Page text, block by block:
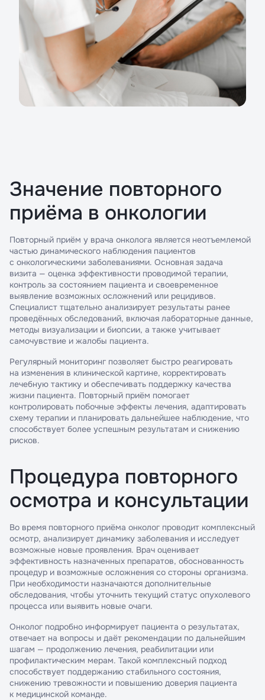
Значение повторного
приёма в онкологии
Повторный приём у врача онколога является неотъемлемой
частью динамического наблюдения пациентов
с онкологическими заболеваниями. Основная задача
визита — оценка эффективности проводимой терапии,
контроль за состоянием пациента и своевременное
выявление возможных осложнений или рецидивов.
Специалист тщательно анализирует результаты ранее
проведённых обследований, включая лабораторные данные,
методы визуализации и биопсии, а также учитывает
самочувствие и жалобы пациента.
Регулярный мониторинг позволяет быстро реагировать
на изменения в клинической картине, корректировать
лечебную тактику и обеспечивать поддержку качества
жизни пациента. Повторный приём помогает
контролировать побочные эффекты лечения, адаптировать
схему терапии и планировать дальнейшее наблюдение, что
способствует более успешным результатам и снижению
рисков.
Процедура повторного
осмотра и консультации
Во время повторного приёма онколог проводит комплексный
осмотр, анализирует динамику заболевания и исследует
возможные новые проявления. Врач оценивает
эффективность назначенных препаратов, обоснованность
процедур и возможные осложнения со стороны организма.
При необходимости назначаются дополнительные
обследования, чтобы уточнить текущий статус опухолевого
процесса или выявить новые очаги.
Онколог подробно информирует пациента о результатах,
отвечает на вопросы и даёт рекомендации по дальнейшим
шагам — продолжению лечения, реабилитации или
профилактическим мерам. Такой комплексный подход
способствует поддержанию стабильного состояния,
снижению тревожности и повышению доверия пациента
к медицинской команде.